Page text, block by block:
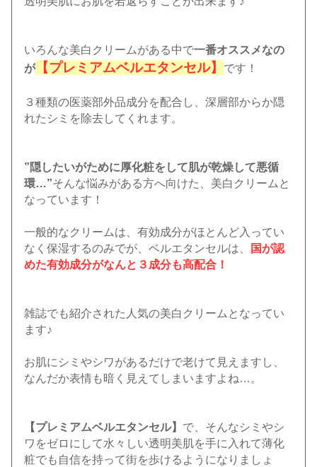
いろんな美白クリームがある中で一番オススメなの
が
【プレミアムベルエタンセル】 です！
３種類の医薬部外品成分を配合し、深層部からか隠
れたシミを除去してくれます。
”隠したいがために厚化粧をして肌が乾燥して悪循
環…”そんな悩みがある方へ向けた、美白クリームと
なっています！
一般的なクリームは、有効成分がほとんど入ってい
なく保湿するのみでが、ベルエタンセルは、
国が認
めた有効成分がなんと３成分も高配合！
雑誌でも紹介された人気の美白クリームとなってい
ます♪
お肌にシミやシワがあるだけで老けて見えますし、
なんだか表情も暗く見えてしまいますよね…。
【プレミアムベルエタンセル】 で、そんなシミやシ
ワをゼロにして水々しい透明美肌を手に入れて薄化
粧でも自信を持って街を歩けるようになりましょ